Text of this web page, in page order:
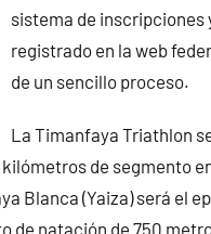
sistema de inscripciones
registrado en la web
de un sencillo proceso.
La Timanfaya Triathlon
de segmento
Blanca (Yaiza) será el
de natación de 750